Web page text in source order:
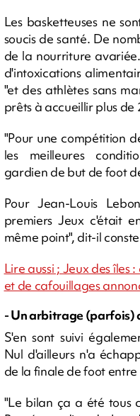
Les basketteuses ne
soucis de santé. De
de la nourriture
d'intoxications
"et des athlètes sans
prêts à accueillir plus de
"Pour une compétition
les meilleures
gardien de but de foot
Pour Jean-Louis
premiers Jeux c'était
même point", dit-il
Lire aussi ; Jeux des
et de cafouillages
- Un arbitrage (parfois)
S'en sont suivi
Nul d'ailleurs n'a
de la finale de foot
"Le bilan ça a été tous